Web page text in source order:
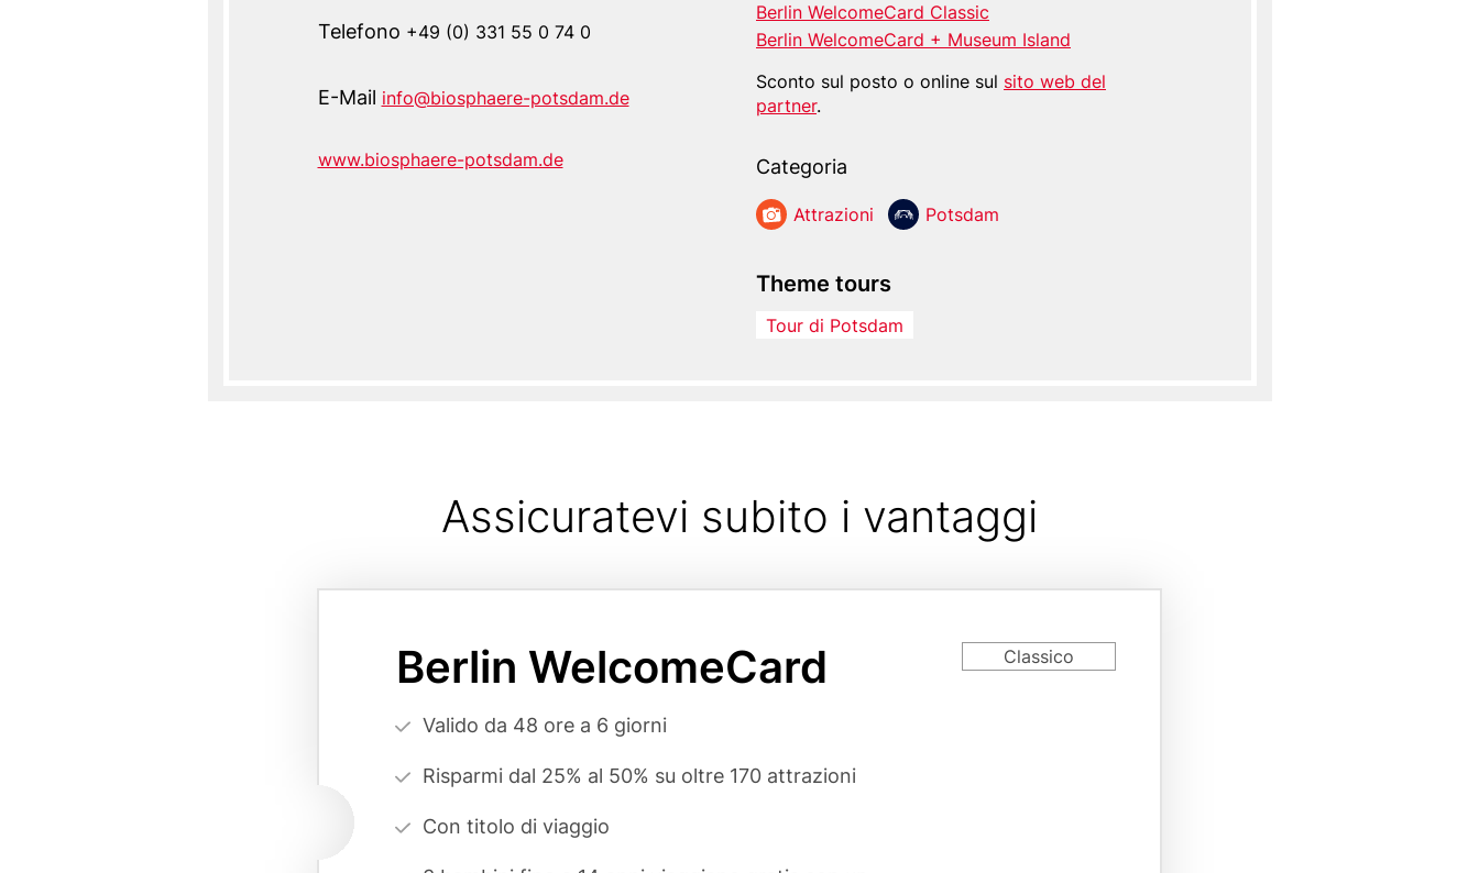
Telefono +49 (0) 331 55 0 74 0
E-Mail info@biosphaere-potsdam.de
Website
www.biosphaere-potsdam.de
Berlin WelcomeCard Classic
Berlin WelcomeCard + Museum Island
Sconto sul posto o online sul sito web del
partner.
Categoria
At­trazioni Potsdam
Theme tours
Tour di Potsdam
Assicuratevi subito i vantaggi
Berlin WelcomeCard
CardClassico
Vorteilsargumente
form)
Valido da 48 ore a 6 giorni
Risparmi dal 25% al 50% su oltre 170 attrazioni
Con titolo di viaggio